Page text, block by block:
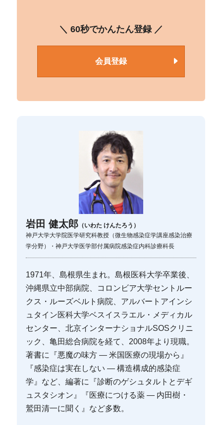
＼ 60秒でかんたん登録 ／
会員登録
岩田 健太郎 （いわた けんたろう）
神戸大学大学院医学研究科教授（微生物感染症学講座感染治療
学分野）・神戸大学医学部付属病院感染症内科診療科長
1971年、島根県生まれ。島根医科大学卒業後、
沖縄県立中部病院、コロンビア大学セントルー
クス・ルーズベルト病院、アルバートアインシ
ュタイン医科大学ベスイスラエル・メディカル
センター、北京インターナショナルSOSクリニ
ック、亀田総合病院を経て、2008年より現職。
著書に『悪魔の味方 — 米国医療の現場から』
『感染症は実在しない — 構造構成的感染症
学』など、編著に『診断のゲシュタルトとデギ
ュスタシオン』『医療につける薬 — 内田樹・
鷲田清一に聞く』など多数。